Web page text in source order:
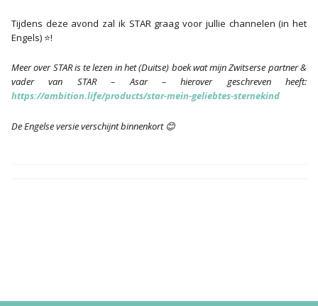
Tijdens deze avond zal ik STAR graag voor jullie channelen (in het
Engels) ⭐!
Meer over STAR is te lezen in het (Duitse) boek wat mijn Zwitserse partner &
vader van STAR – Asar – hierover geschreven heeft:
https://ambition.life/products/star-mein-geliebtes-sternekind
De Engelse versie verschijnt binnenkort 😊